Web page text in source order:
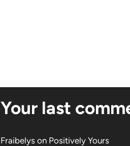
Your last
Fraibelys on Positively Yours